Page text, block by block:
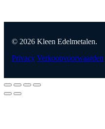
© 2026 Kleen Edelmetalen.
Privacy Verkoopvoorwaarden